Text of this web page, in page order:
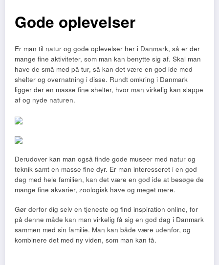
Gode oplevelser
Er man til natur og gode oplevelser her i Danmark, så er der
mange fine aktiviteter, som man kan benytte sig af. Skal man
have de små med på tur, så kan det være en god ide med
shelter og overnatning i disse. Rundt omkring i Danmark
ligger der en masse fine shelter, hvor man virkelig kan slappe
af og nyde naturen.
Derudover kan man også finde gode museer med natur og
teknik samt en masse fine dyr. Er man interesseret i en god
dag med hele familien, kan det være en god ide at besøge de
mange fine akvarier, zoologisk have og meget mere.
Gør derfor dig selv en tjeneste og find inspiration online, for
på denne måde kan man virkelig få sig en god dag i Danmark
sammen med sin familie. Man kan både være udenfor, og
kombinere det med ny viden, som man kan få.